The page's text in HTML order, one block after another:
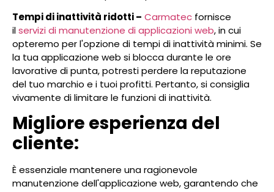
Tempi di inattività ridotti – Carmatec fornisce
ilservizi di manutenzione di applicazioni web, in cui
opteremo per l'opzione di tempi di inattività minimi. Se
la tua applicazione web si blocca durante le ore
lavorative di punta, potresti perdere la reputazione
del tuo marchio e i tuoi profitti. Pertanto, si consiglia
vivamente di limitare le funzioni di inattività.
Migliore esperienza del
cliente:
È essenziale mantenere una ragionevole
manutenzione dell'applicazione web, garantendo che